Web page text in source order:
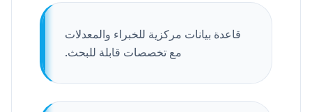
قاعدة بيانات مركزية للخبراء والمعدلات
مع تخصصات قابلة للبحث.